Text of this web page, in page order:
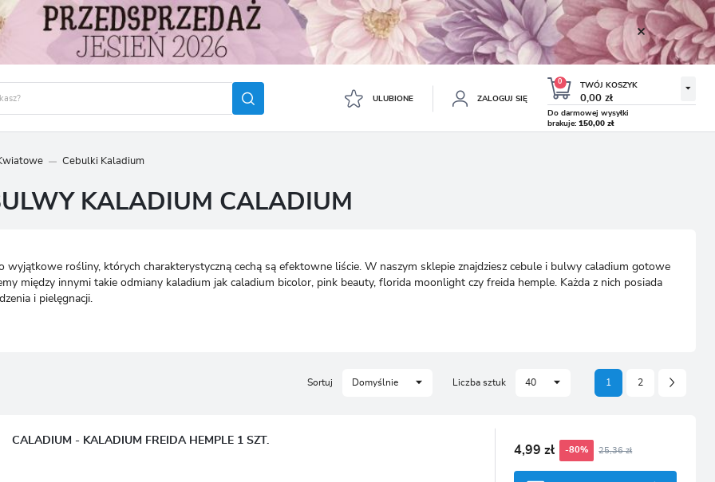
ULUBIONE ZALOGUJ SIĘ
SIĘ ZAREJESTRUJ SIĘ
podgląd historii zakupów
0 TWÓJ KOSZYK
0,00 zł
POLECANE
Do darmowej wysyłki
brakuje: 150,00 zł
Cebulki Kaladium
KALADIUM CALADIUM
wyjątkowe rośliny, których charakterystyczną cechą są efektowne liście. W naszym sklepie znajdziesz cebule i bulwy caladium gotowe
między innymi takie odmiany kaladium jak caladium bicolor, pink beauty, florida moonlight czy freida hemple. Każda z nich posiada
i pielęgnacji.
Sortuj Domyślnie Liczba sztuk 40 1 2
CALADIUM - KALADIUM FREIDA HEMPLE 1 SZT.
4,99 zł -80% 25,36 zł